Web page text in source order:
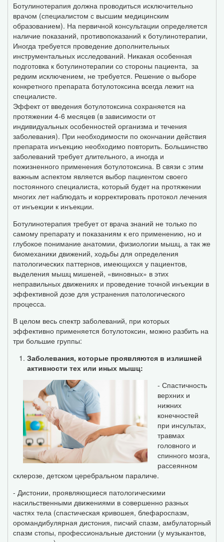
Ботулинотерапия должна проводиться исключительно
врачом (специалистом с высшим медицинским
образованием). На первичной консультации определяется
наличие показаний, противопоказаний к ботулинотерапии,
Иногда требуется проведение дополнительных
инструментальных исследований. Никакая особенная
подготовка к ботулинотерапии со стороны пациента, за
редким исключением, не требуется. Решение о выборе
конкретного препарата ботулотоксина всегда лежит на
специалисте.
Эффект от введения ботулотоксина сохраняется на
протяжении 4-6 месяцев (в зависимости от
индивидуальных особенностей организма и течения
заболевания). При необходимости по окончании действия
препарата инъекцию необходимо повторить. Большинство
заболеваний требует длительного, а иногда и
пожизненного применения ботулотоксина. В связи с этим
важным аспектом является выбор пациентом своего
постоянного специалиста, который будет на протяжении
многих лет наблюдать и корректировать протокол лечения
от инъекции к инъекции.
Ботулинотерапия требует от врача знаний не только по
самому препарату и показаниям к его применению, но и
глубокое понимание анатомии, физиологии мышц, а так же
биомеханики движений, ходьбы для определения
патологических паттернов, имеющихся у пациентов,
выделения мышц мишеней, «виновных» в этих
неправильных движениях и проведение точной инъекции в
эффективной дозе для устранения патологического
процесса.
В целом весь спектр заболеваний, при которых
эффективно применяется ботулотоксин, можно разбить на
три большие группы:
Заболевания, которые проявляются в излишней
активности тех или иных мышц:
- Спастичность
верхних и
нижних
конечностей
при инсультах,
травмах
головного и
спинного мозга,
рассеянном
склерозе, детском церебральном параличе.
- Дистонии, проявляющиеся патологическими
насильственными движениями в совершенно разных
частях тела (спастическая кривошея, блефароспазм,
оромандибулярная дистония, писчий спазм, амбулаторный
спазм стопы, профессиональные дистонии (у музыкантов,